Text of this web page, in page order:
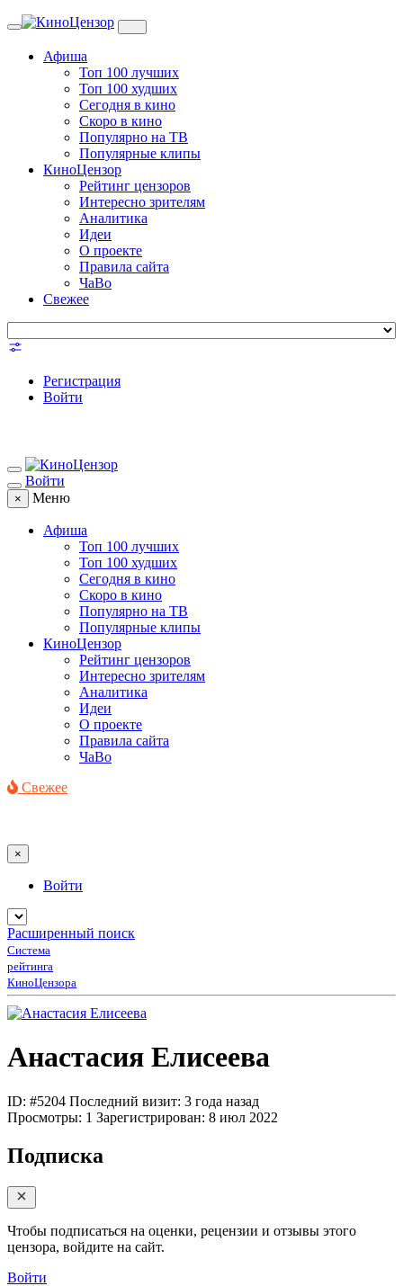
Toggle
Афиша
Топ 100 лучших
Топ 100 худших
Сегодня в кино
Скоро в кино
Популярно на ТВ
Популярные клипы
КиноЦензор
Рейтинг цензоров
Интересно зрителям
Аналитика
Идеи
О проекте
Правила сайта
ЧаВо
Свежее
Регистрация
Войти
Войти
× Меню
Афиша
Топ 100 лучших
Топ 100 худших
Сегодня в кино
Скоро в кино
Популярно на ТВ
Популярные клипы
КиноЦензор
Рейтинг цензоров
Интересно зрителям
Аналитика
Идеи
О проекте
Правила сайта
ЧаВо
Свежее
×
Войти
Расширенный поиск
Система
рейтинга
КиноЦензора
Анастасия Елисеева
ID: #5204 Последний визит: 3 года назад
Просмотры: 1 Зарегистрирован: 8 июл 2022
Подписка
Чтобы подписаться на оценки, рецензии и отзывы этого
цензора, войдите на сайт.
Войти